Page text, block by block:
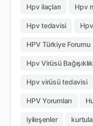
Hpv ilaçları Hpv
Hpv tedavisi
HPV Türkiye Forumu
Hpv Virüsü
Hpv virüsü tedavisi
HPV Yorumları
iyileşenler